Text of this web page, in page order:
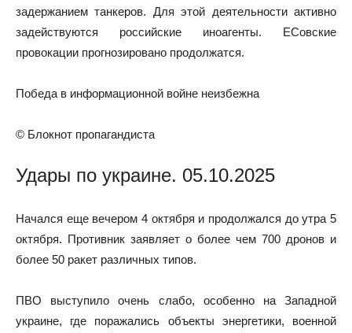
задержанием танкеров. Для этой деятельности активно
задействуются российские иноагенты. ЕСовские
провокации прогнозировано продолжатся.
Победа в информационной войне неизбежна
© Блокнот пропагандиста
Удары по украине. 05.10.2025
Начался еще вечером 4 октября и продолжался до утра 5
октября. Противник заявляет о более чем 700 дронов и
более 50 ракет различных типов.
ПВО выступило очень слабо, особенно на Западной
украине, где поражались объекты энергетики, военной